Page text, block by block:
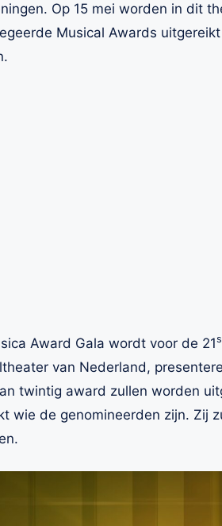
Op 15 mei worden in dit
Musical Awards
Award Gala wordt voor de 21
van Nederland,
twintig award zullen worden
wie de genomineerden zijn. Zij